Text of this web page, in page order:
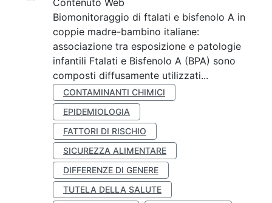
Contenuto Web
Biomonitoraggio di ftalati e bisfenolo A in
coppie madre-bambino italiane:
associazione tra esposizione e patologie
infantili Ftalati e Bisfenolo A (BPA) sono
composti diffusamente utilizzati...
CONTAMINANTI CHIMICI
EPIDEMIOLOGIA
FATTORI DI RISCHIO
SICUREZZA ALIMENTARE
DIFFERENZE DI GENERE
TUTELA DELLA SALUTE